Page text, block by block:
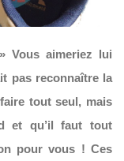
Vous aimeriez lui
pas reconnaître la
tout seul, mais
et qu’il faut tout
pour vous ! Ces